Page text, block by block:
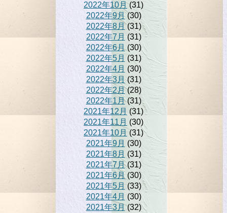
2022年10月(31)
2022年9月(30)
2022年8月(31)
2022年7月(31)
2022年6月(30)
2022年5月 (31)
2022年4月 (30)
2022年3月 (31)
2022年2月(28)
2022年1月(31)
2021年12月 (31)
2021年11月 (30)
2021年10月 (31)
2021年9月 (30)
2021年8月 (31)
2021年7月(31)
2021年6月(30)
2021年5月 (33)
2021年4月 (30)
2021年3月(32)